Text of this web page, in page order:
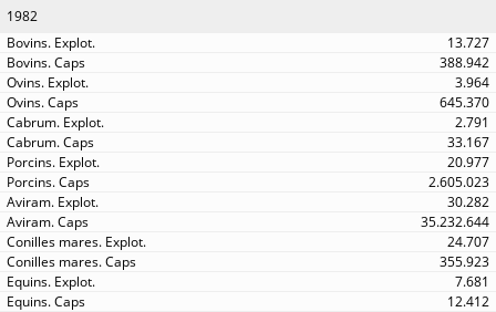
1982
13.727
388.942
3.964
645.370
2.791
33.167
20.977
2.605.023
30.282
35.232.644
24.707
355.923
7.681
12.412